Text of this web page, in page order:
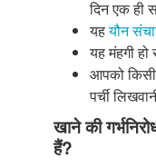
दिन एक ही
यहयौन
यह मंहगी
आपको
पर्ची
खाने की
हैं?